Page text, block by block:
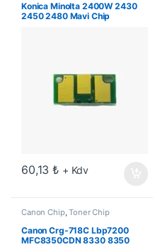
Konica Minolta 2400W 2430
2450 2480 Mavi Chip
60,13₺ + Kdv
Canon Chip,Toner Chip
Canon Crg-718C Lbp7200
MFC8350CDN 8330 8350